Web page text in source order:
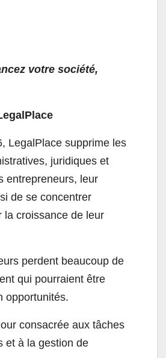
votre société,
LegalPlace supprime les
juridiques et
entrepreneurs, leur
de se concentrer
la croissance de leur
perdent beaucoup de
qui pourraient être
opportunités.
consacrée aux tâches
et à la gestion de